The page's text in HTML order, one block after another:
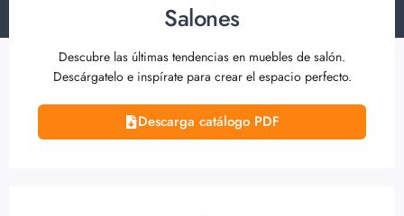
Salones
Descubre las últimas tendencias en muebles de salón.
Descárgatelo e inspírate para crear el espacio perfecto.
Descarga catálogo PDF